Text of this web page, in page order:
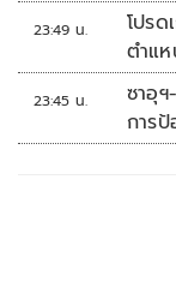
23:49 น.
โปร
ตำแ
'พลต
23:45 น.
ซาอุ
การ